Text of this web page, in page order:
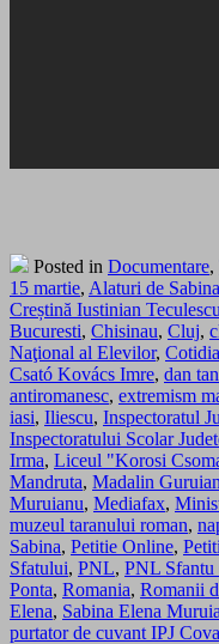
Posted in Documentare,
15 martie, Alaturi de Sabina
Creștină Iustinian Teculescu
Bucuresti, Chisinau, Cluj,
Naţional al Elevilor,
Csató Kovács Imre, dan
antiromanesc, extremism
iasi, Iliescu, Inspectoratul
Inspectoratului Scolar
Irma, Liceul "Korosi
Mandruta, Madalin
Muruianu, Mediafax,
muzeul taranului roman,
Sabina, Petitie Online,
Sfatului, PNL, PNL Sfantu
Ponta, Romania, Romanii
Elena, Sabina Elena
purtator de cuvant IPJ